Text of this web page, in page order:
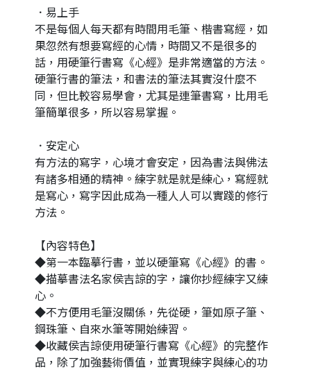
．易上手
不是每個人每天都有時間用毛筆、楷書寫經，如
果忽然有想要寫經的心情，時間又不是很多的
話，用硬筆行書寫《心經》是非常適當的方法。
硬筆行書的筆法，和書法的筆法其實沒什麼不
同，但比較容易學會，尤其是連筆書寫，比用毛
筆簡單很多，所以容易掌握。
．安定心
有方法的寫字，心境才會安定，因為書法與佛法
有諸多相通的精神。練字就是就是練心，寫經就
是寫心，寫字因此成為一種人人可以實踐的修行
方法。
【內容特色】
◆第一本臨摹行書，並以硬筆寫《心經》的書。
◆描摹書法名家侯吉諒的字，讓你抄經練字又練
心。
◆不方便用毛筆沒關係，先從硬，筆如原子筆、
鋼珠筆、自來水筆等開始練習。
◆收藏侯吉諒使用硬筆行書寫《心經》的完整作
品，除了加強藝術價值，並實現練字與練心的功